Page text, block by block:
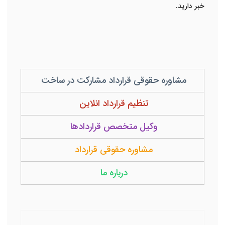
خبر دارید.
مشاوره حقوقی قرارداد مشارکت در ساخت
تنظیم قرارداد انلاین
وکیل متخصص قراردادها
مشاوره حقوقی قرارداد
درباره ما